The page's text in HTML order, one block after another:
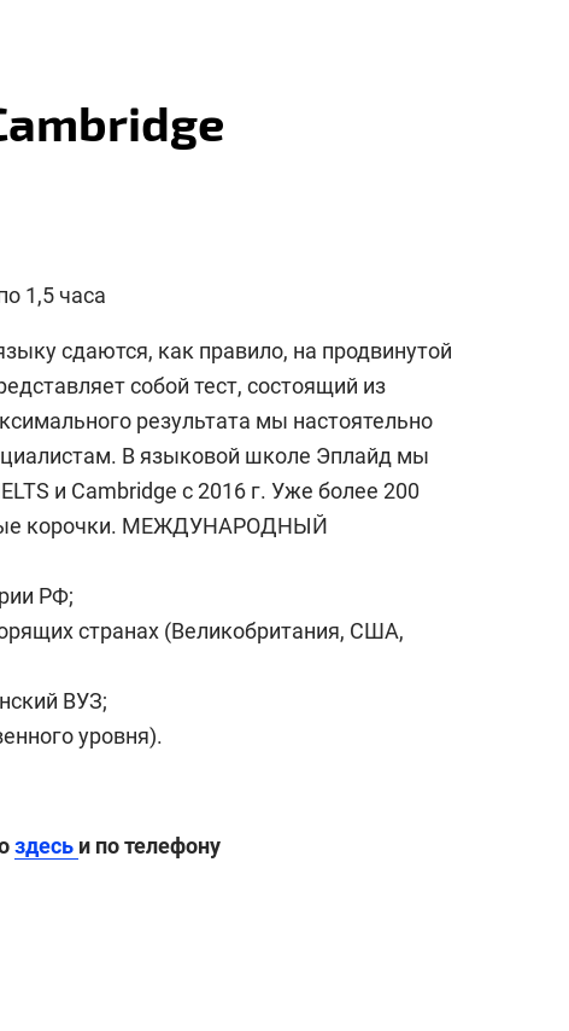
1,5 часа
сдаются, как правило, на продвинутой
собой тест, состоящий из
результата мы настоятельно
В языковой школе Эплайд мы
и Cambridge с 2016 г. Уже более 200
корочки. МЕЖДУНАРОДНЫЙ
РФ;
странах (Великобритания, США,
ВУЗ;
уровня).
здесь и по телефону